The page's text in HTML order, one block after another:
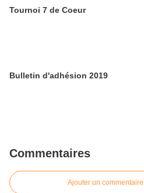
Tournoi 7 de Coeur
Bulletin d'adhésion 2019
Commentaires
Ajouter un commentaire